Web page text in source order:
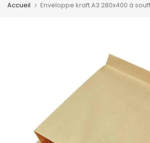
Accueil Enveloppe kraft A3 280x400 à